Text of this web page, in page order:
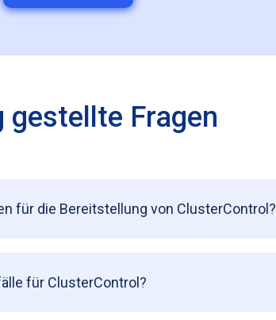
gestellte Fragen
für die Bereitstellung von ClusterControl?
für ClusterControl?